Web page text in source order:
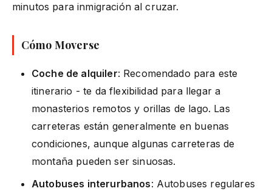
minutos para inmigración al cruzar.
Cómo Moverse
Coche de alquiler: Recomendado para este
itinerario - te da flexibilidad para llegar a
monasterios remotos y orillas de lago. Las
carreteras están generalmente en buenas
condiciones, aunque algunas carreteras de
montaña pueden ser sinuosas.
Autobuses interurbanos: Autobuses regulares